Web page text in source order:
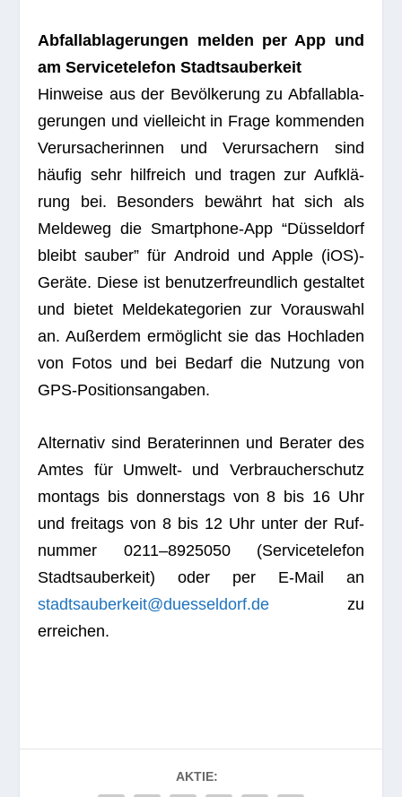
Abfall­ab­la­ge­run­gen mel­den per App und
am Ser­vice­te­le­fon Stadtsauberkeit
Hin­weise aus der Bevöl­ke­rung zu Abfall­ab­la­
ge­run­gen und viel­leicht in Frage kom­men­den
Ver­ur­sa­che­rin­nen und Ver­ur­sa­chern sind
häu­fig sehr hilf­reich und tra­gen zur Auf­klä­
rung bei. Beson­ders bewährt hat sich als
Mel­de­weg die Smart­phone-App “Düs­sel­dorf
bleibt sau­ber” für Android und Apple (iOS)-
Geräte. Diese ist benut­zer­freund­lich gestal­tet
und bie­tet Mel­de­ka­te­go­rien zur Vor­auswahl
an. Außer­dem ermög­licht sie das Hoch­la­den
von Fotos und bei Bedarf die Nut­zung von
GPS-Positionsangaben.
Alter­na­tiv sind Bera­te­rin­nen und Bera­ter des
Amtes für Umwelt- und Ver­brau­cher­schutz
mon­tags bis don­ners­tags von 8 bis 16 Uhr
und frei­tags von 8 bis 12 Uhr unter der Ruf­
num­mer 0211–8925050 (Ser­vice­te­le­fon
Stadt­s­au­ber­keit) oder per E‑Mail an
stadtsauberkeit@duesseldorf.de zu
erreichen.
AKTIE: